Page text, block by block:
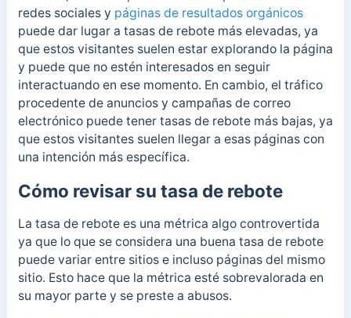
redes sociales y páginas de resultados orgánicos
puede dar lugar a tasas de rebote más elevadas, ya
que estos visitantes suelen estar explorando la página
y puede que no estén interesados en seguir
interactuando en ese momento. En cambio, el tráfico
procedente de anuncios y campañas de correo
electrónico puede tener tasas de rebote más bajas, ya
que estos visitantes suelen llegar a esas páginas con
una intención más específica.
Cómo revisar su tasa de rebote
La tasa de rebote es una métrica algo controvertida
ya que lo que se considera una buena tasa de rebote
puede variar entre sitios e incluso páginas del mismo
sitio. Esto hace que la métrica esté sobrevalorada en
su mayor parte y se preste a abusos.